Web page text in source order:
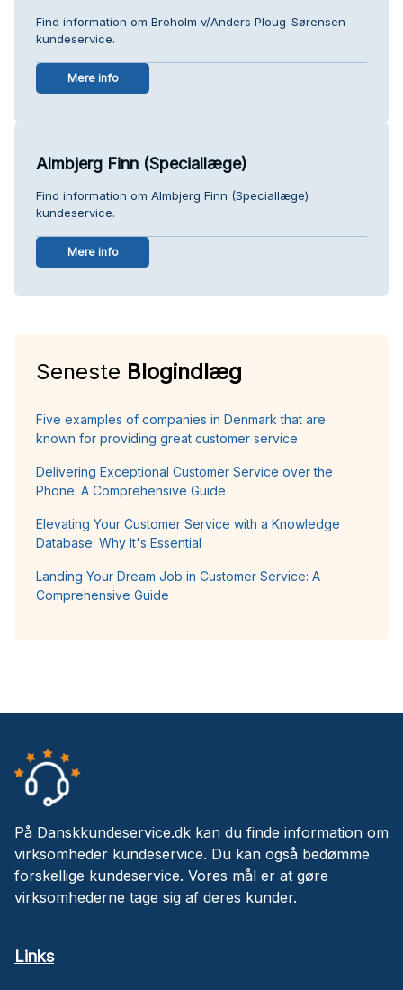
Find information om Broholm v/Anders Ploug-Sørensen
kundeservice.
Mere info
Almbjerg Finn (Speciallæge)
Find information om Almbjerg Finn (Speciallæge)
kundeservice.
Mere info
Seneste Blogindlæg
Five examples of companies in Denmark that are
known for providing great customer service
Delivering Exceptional Customer Service over the
Phone: A Comprehensive Guide
Elevating Your Customer Service with a Knowledge
Database: Why It's Essential
Landing Your Dream Job in Customer Service: A
Comprehensive Guide
På Danskkundeservice.dk kan du finde information om
virksomheder kundeservice. Du kan også bedømme
forskellige kundeservice. Vores mål er at gøre
virksomhederne tage sig af deres kunder.
Links